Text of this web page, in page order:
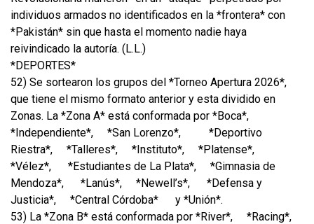
individuos armados no identificados en la *frontera* con
*Pakistán* sin que hasta el momento nadie haya
reivindicado la autoría. (L.L.)
*DEPORTES*
52) Se sortearon los grupos del *Torneo Apertura 2026*,
que tiene el mismo formato anterior y esta dividido en
Zonas. La *Zona A* está conformada por *Boca*,
*Independiente*,
*San Lorenzo*,
*Deportivo
Riestra*,
*Talleres*, *Instituto*,
*Platense*,
*Vélez*,
*Estudiantes de La Plata*,
*Gimnasia de
Mendoza*,
*Lanús*, *Newell’s*,
*Defensa y
Justicia*,
*Central Córdoba*
y *Unión*.
53) La *Zona B* está conformada por *River*,
*Racing*,